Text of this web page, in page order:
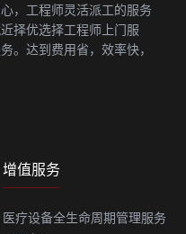
，工程师灵活派工的服务
择优选择工程师上门服
。达到费用省，效率快，
增值服务
医疗设备全生命周期管理服务